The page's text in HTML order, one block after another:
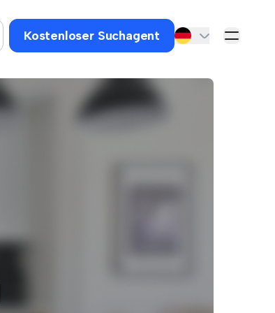
Kostenloser Suchagent